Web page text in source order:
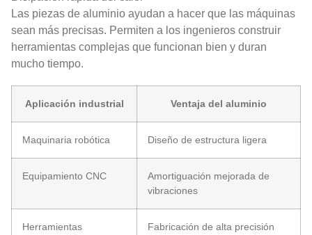
Las piezas de aluminio ayudan a hacer que las máquinas
sean más precisas. Permiten a los ingenieros construir
herramientas complejas que funcionan bien y duran
mucho tiempo.
Aplicación industrial Ventaja del aluminio
Maquinaria robótica Diseño de estructura ligera
Equipamiento CNC
Amortiguación mejorada de
vibraciones
Herramientas
Fabricación de alta precisión